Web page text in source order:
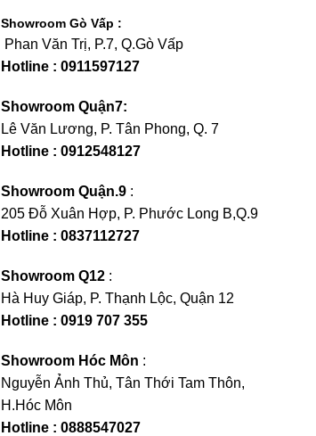
Showroom Gò Vấp :
Phan Văn Trị, P.7, Q.Gò Vấp
Hotline : 0911597127
Showroom Quận7:
Lê Văn Lương, P. Tân Phong, Q. 7
Hotline : 0912548127
Showroom Quận.9 :
205 Đỗ Xuân Hợp, P. Phước Long B,Q.9
Hotline : 0837112727
Showroom Q12 :
Hà Huy Giáp, P. Thạnh Lộc, Quận 12
Hotline : 0919 707 355
Showroom Hóc Môn :
Nguyễn Ảnh Thủ, Tân Thới Tam Thôn,
H.Hóc Môn
Hotline : 0888547027